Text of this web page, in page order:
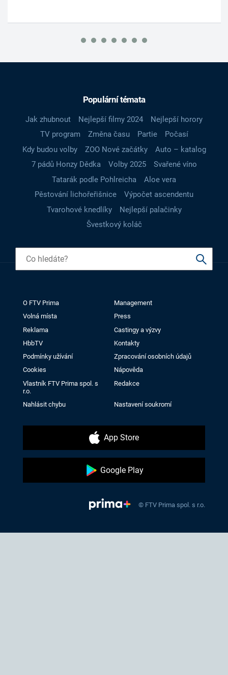
Populární témata
Jak zhubnout Nejlepší filmy 2024
Nejlepší horory
TV program
Změna času Partie
Počasí
Kdy budou volby
ZOO Nové začátky
Auto – katalog
7 pádů Honzy Dědka
Volby 2025
Svařené víno
Tatarák podle Pohlreicha
Aloe vera
Pěstování lichořeřišnice
Výpočet ascendentu
Tvarohové knedlíky
Nejlepší palačinky
Švestkový koláč
O FTV Prima
Management
Volná místa
Press
Reklama
Castingy a výzvy
HbbTV
Kontakty
Podmínky užívání
Zpracování osobních údajů
Cookies
Nápověda
Vlastník FTV Prima spol. s
r.o.
Redakce
Nahlásit chybu Nastavení soukromí
App Store
Google Play
© FTV Prima spol. s r.o.